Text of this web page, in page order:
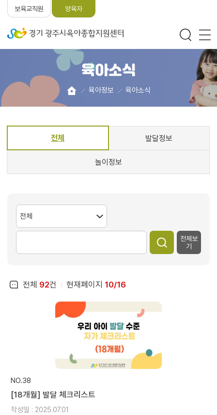
보육교직원 양육자
육아소식
육아정보 육아소식
전체 발달정보
놀이정보
전체보
기
전체 92건 현재페이지 10/16
NO.38
[18개월] 발달 체크리스트
작성일 : 2025.07.01